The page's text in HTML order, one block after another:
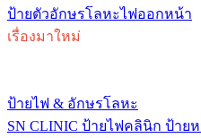
ป้ายตัวอักษรโลหะไฟออกหน้า
เรื่องมาใหม่
ป้ายไฟ & อักษรโลหะ
SN CLINIC ป้ายไฟคลินิก ป้า